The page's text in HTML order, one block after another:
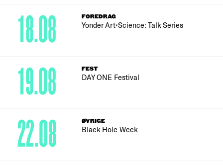
FOREDRAG
Yonder Art•Science: Talk Series
18.08
FEST
DAY ONE Festival
19.08
ØVRIGE
Black Hole Week
22.08